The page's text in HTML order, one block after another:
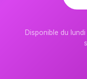
Disponible du